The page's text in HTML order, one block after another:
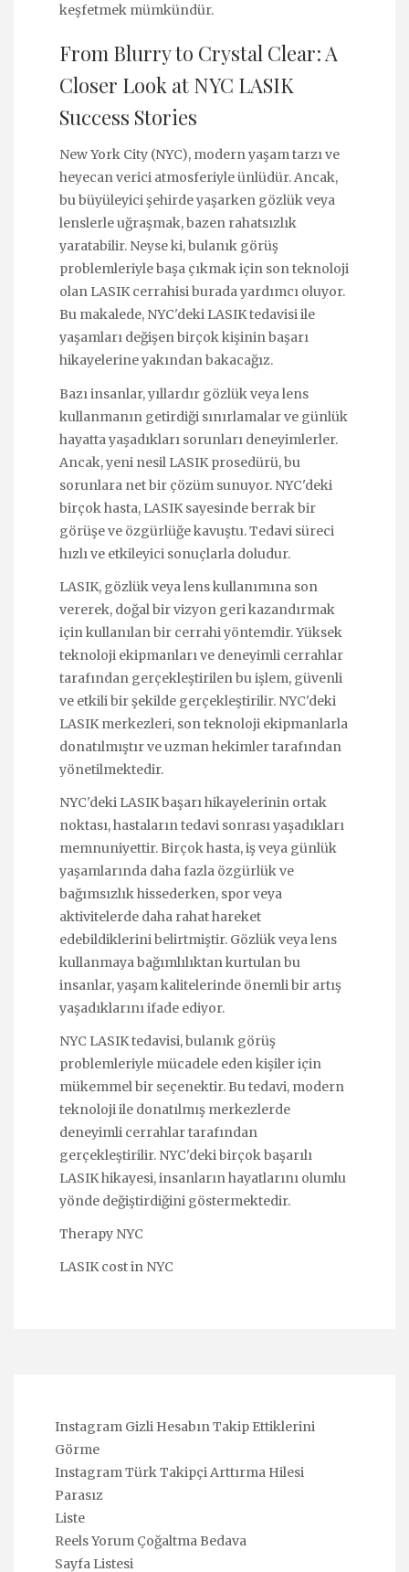
keşfetmek mümkündür.
From Blurry to Crystal Clear: A
Closer Look at NYC LASIK
Success Stories
New York City (NYC), modern yaşam tarzı ve
heyecan verici atmosferiyle ünlüdür. Ancak,
bu büyüleyici şehirde yaşarken gözlük veya
lenslerle uğraşmak, bazen rahatsızlık
yaratabilir. Neyse ki, bulanık görüş
problemleriyle başa çıkmak için son teknoloji
olan LASIK cerrahisi burada yardımcı oluyor.
Bu makalede, NYC'deki LASIK tedavisi ile
yaşamları değişen birçok kişinin başarı
hikayelerine yakından bakacağız.
Bazı insanlar, yıllardır gözlük veya lens
kullanmanın getirdiği sınırlamalar ve günlük
hayatta yaşadıkları sorunları deneyimlerler.
Ancak, yeni nesil LASIK prosedürü, bu
sorunlara net bir çözüm sunuyor. NYC'deki
birçok hasta, LASIK sayesinde berrak bir
görüşe ve özgürlüğe kavuştu. Tedavi süreci
hızlı ve etkileyici sonuçlarla doludur.
LASIK, gözlük veya lens kullanımına son
vererek, doğal bir vizyon geri kazandırmak
için kullanılan bir cerrahi yöntemdir. Yüksek
teknoloji ekipmanları ve deneyimli cerrahlar
tarafından gerçekleştirilen bu işlem, güvenli
ve etkili bir şekilde gerçekleştirilir. NYC'deki
LASIK merkezleri, son teknoloji ekipmanlarla
donatılmıştır ve uzman hekimler tarafından
yönetilmektedir.
NYC'deki LASIK başarı hikayelerinin ortak
noktası, hastaların tedavi sonrası yaşadıkları
memnuniyettir. Birçok hasta, iş veya günlük
yaşamlarında daha fazla özgürlük ve
bağımsızlık hissederken, spor veya
aktivitelerde daha rahat hareket
edebildiklerini belirtmiştir. Gözlük veya lens
kullanmaya bağımlılıktan kurtulan bu
insanlar, yaşam kalitelerinde önemli bir artış
yaşadıklarını ifade ediyor.
NYC LASIK tedavisi, bulanık görüş
problemleriyle mücadele eden kişiler için
mükemmel bir seçenektir. Bu tedavi, modern
teknoloji ile donatılmış merkezlerde
deneyimli cerrahlar tarafından
gerçekleştirilir. NYC'deki birçok başarılı
LASIK hikayesi, insanların hayatlarını olumlu
yönde değiştirdiğini göstermektedir.
Therapy NYC
LASIK cost in NYC
Instagram Gizli Hesabın Takip Ettiklerini
Görme
Instagram Türk Takipçi Arttırma Hilesi
Parasız
Liste
Reels Yorum Çoğaltma Bedava
Sayfa Listesi